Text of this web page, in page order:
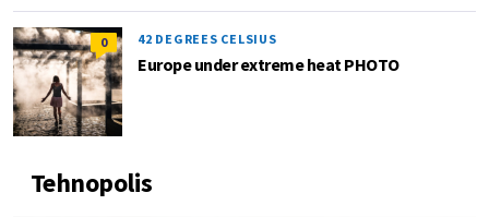
0 42 DEGREES CELSIUS
Europe under extreme heat PHOTO
Tehnopolis